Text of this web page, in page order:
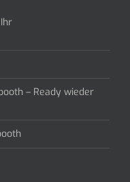
– Ready wieder